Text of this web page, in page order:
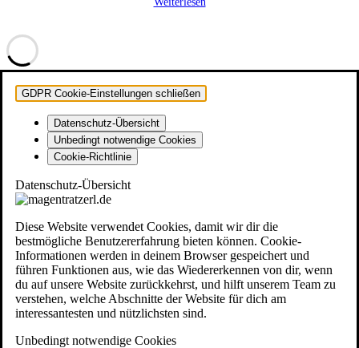
GDPR Cookie-Einstellungen schließen
Datenschutz-Übersicht
Unbedingt notwendige Cookies
Cookie-Richtlinie
Datenschutz-Übersicht
Diese Website verwendet Cookies, damit wir dir die
bestmögliche Benutzererfahrung bieten können. Cookie-
Informationen werden in deinem Browser gespeichert und
führen Funktionen aus, wie das Wiedererkennen von dir, wenn
du auf unsere Website zurückkehrst, und hilft unserem Team zu
verstehen, welche Abschnitte der Website für dich am
interessantesten und nützlichsten sind.
Unbedingt notwendige Cookies